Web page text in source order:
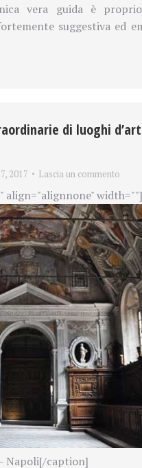
vera guida è
suggestiva ed
di luoghi
2017 Lascia un commento
align="alignnone" width=""]
– Napoli[/caption]